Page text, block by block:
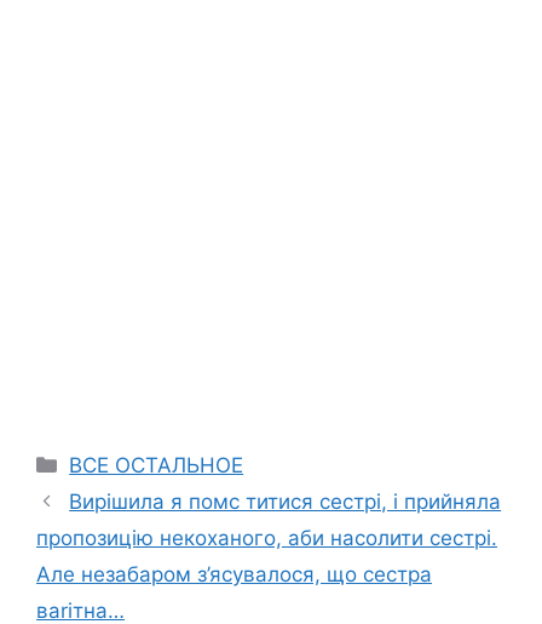
Categories
ВСЕ ОСТАЛЬНОЕ
Вирішила я помс титися сестрі, і прийняла
пропозицію некоханого, аби насолити сестрі.
Але незабаром з’ясувалося, що сестра
ваrітна…